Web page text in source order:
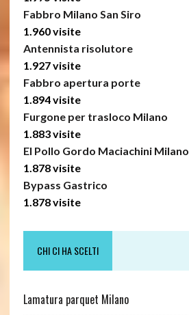
Fabbro Milano San Siro
1.960 visite
Antennista risolutore
1.927 visite
Fabbro apertura porte
1.894 visite
Furgone per trasloco Milano
1.883 visite
El Pollo Gordo Maciachini Milano
1.878 visite
Bypass Gastrico
1.878 visite
CHI CI HA SCELTI
Lamatura parquet Milano